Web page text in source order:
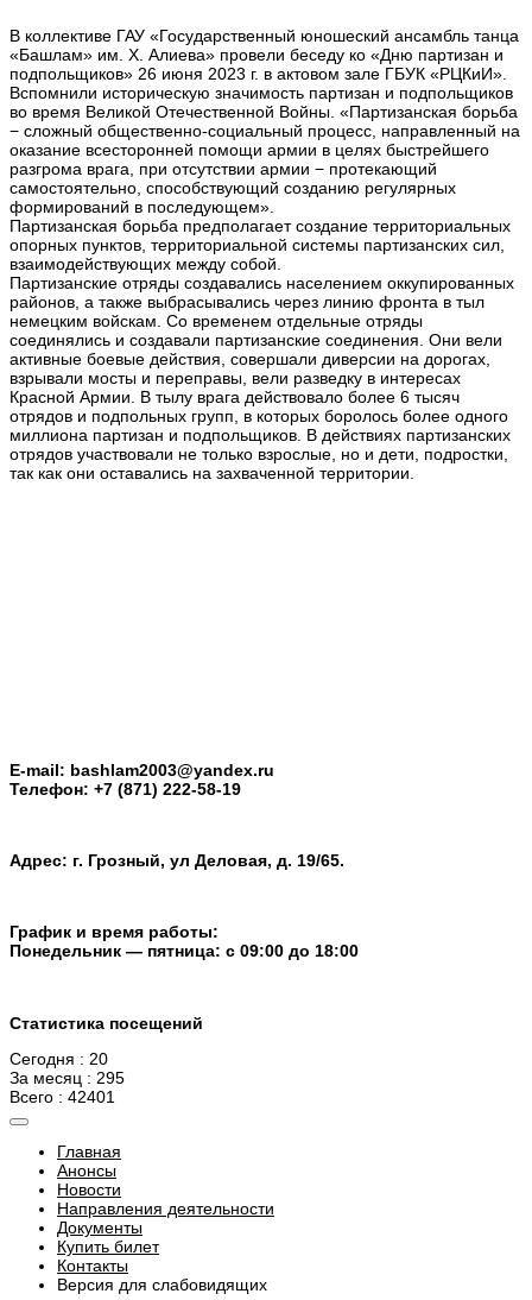
В коллективе ГАУ «Государственный юношеский ансамбль танца
«Башлам» им. Х. Алиева» провели беседу ко «Дню партизан и
подпольщиков» 26 июня 2023 г. в актовом зале ГБУК «РЦКиИ».
Вспомнили историческую значимость партизан и подпольщиков
во время Великой Отечественной Войны. «Партизанская борьба
− сложный общественно-социальный процесс, направленный на
оказание всесторонней помощи армии в целях быстрейшего
разгрома врага, при отсутствии армии − протекающий
самостоятельно, способствующий созданию регулярных
формирований в последующем».
Партизанская борьба предполагает создание территориальных
опорных пунктов, территориальной системы партизанских сил,
взаимодействующих между собой.
Партизанские отряды создавались населением оккупированных
районов, а также выбрасывались через линию фронта в тыл
немецким войскам. Со временем отдельные отряды
соединялись и создавали партизанские соединения. Они вели
активные боевые действия, совершали диверсии на дорогах,
взрывали мосты и переправы, вели разведку в интересах
Красной Армии. В тылу врага действовало более 6 тысяч
отрядов и подпольных групп, в которых боролось более одного
миллиона партизан и подпольщиков. В действиях партизанских
отрядов участвовали не только взрослые, но и дети, подростки,
так как они оставались на захваченной территории.
E-mail: bashlam2003@yandex.ru
Телефон: +7 (871) 222-58-19
Адрес: г. Грозный, ул Деловая, д. 19/65.
График и время работы:
Понедельник — пятница: с 09:00 до 18:00
Статистика посещений
Сегодня : 20
За месяц : 295
Всего : 42401
Главная
Анонсы
Новости
Направления деятельности
Документы
Купить билет
Контакты
Версия для слабовидящих